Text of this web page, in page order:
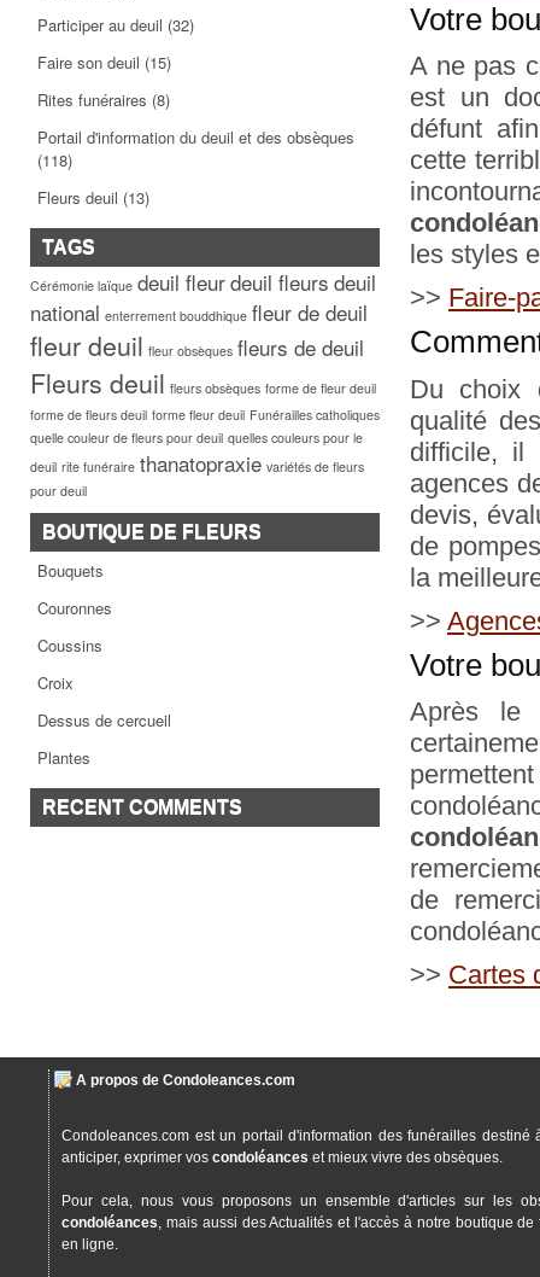
Participer au deuil (32)
Faire son deuil (15)
Rites funéraires (8)
Portail d'information du deuil et des obsèques
(118)
Fleurs deuil (13)
TAGS
Cérémonie laïque deuil fleurdeuil fleurs deuil
national enterrement bouddhique fleur de deuil
fleur deuil fleur obsèques fleurs de deuil
Fleurs deuil fleurs obsèques forme de fleur deuil
forme de fleurs deuil forme fleur deuil Funérailles catholiques
quelle couleur de fleurs pour deuil quelles couleurs pour le
deuil rite funéraire thanatopraxie variétés de fleurs
pour deuil
BOUTIQUE DE FLEURS
Bouquets
Couronnes
Coussins
Croix
Dessus de cercueil
Plantes
RECENT COMMENTS
Votre
A ne pas
est un
défunt
cette
les styles
>> Faire-
Du choix
qualité
difficile, il
agences
devis,
de
la
>>
Votre
Après le
de
>> Cartes
A propos de Condoleances.com
Condoleances.com est un portail d'information des funérailles destiné
anticiper, exprimer vos condoléances et mieux vivre des obsèques.
Pour cela, nous vous proposons un ensemble d'articles sur les
condoléances, mais aussi des Actualités et l'accès à notre boutique
en ligne.